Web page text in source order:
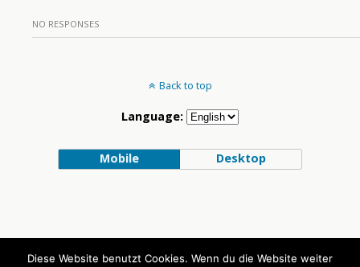
NO RESPONSES
Back to top
Language:
Mobile Desktop
Diese Website benutzt Cookies. Wenn du die Website weiter